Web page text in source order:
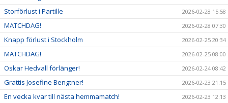
Storförlust i Partille 2026-02-28 15:58
MATCHDAG! 2026-02-28 07:30
Knapp förlust i Stockholm 2026-02-25 20:34
MATCHDAG! 2026-02-25 08:00
Oskar Hedvall förlänger! 2026-02-24 08:42
Grattis Josefine Bengtner! 2026-02-23 21:15
En vecka kvar till nästa hemmamatch! 2026-02-23 12:13